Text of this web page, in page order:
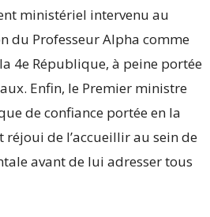
ministériel intervenu au
du Professeur Alpha comme
4e République, à peine portée
Enfin, le Premier ministre
de confiance portée en la
réjoui de l’accueillir au sein de
avant de lui adresser tous